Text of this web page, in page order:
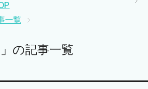
一覧
」の記事一覧